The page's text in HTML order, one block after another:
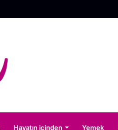
Hayatın içinden Yemek